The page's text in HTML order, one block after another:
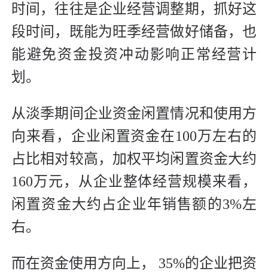
时间，往往是企业经营调整期，抓好这
段时间，既能为旺季经营做好储备，也
能避免资金投资冲动影响正常经营计
划。
从淡季期间企业资金闲置情况和使用方
向来看，企业闲置资金在100万左右的
占比相对较高，加权平均闲置资金大约
160万元，从企业整体经营规模来看，
闲置资金大约占企业年销售额的3%左
右。
而在资金使用方向上， 35%的企业把资